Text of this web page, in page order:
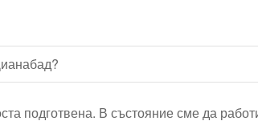
подготвена. В състояние сме да